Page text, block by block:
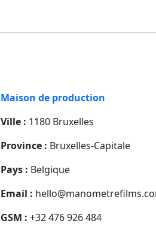
Maison de production
Ville : 1180 Bruxelles
Province : Bruxelles-Capitale
Pays : Belgique
Email :
GSM : +32 476 926 484